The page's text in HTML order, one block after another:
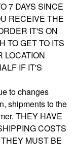
7 DAYS SINCE
RECEIVE THE
IT'S ON
TO GET TO ITS
LOCATION
IF IT'S
to changes
shipments to the
THEY HAVE
COSTS
MUST BE